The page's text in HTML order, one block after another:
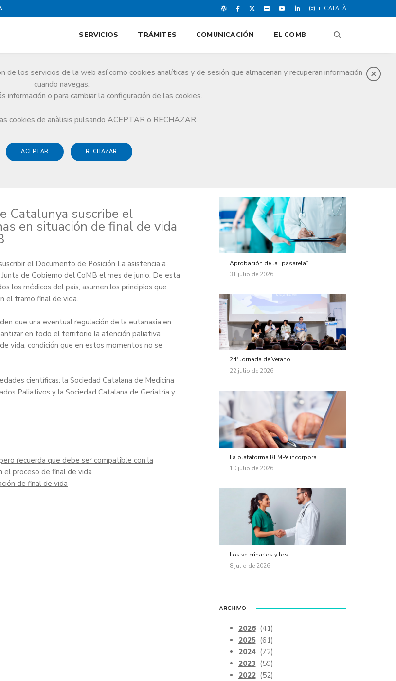
CATALÀ
los servicios de la web así como cookies analíticas y de sesión que almacenan y recuperan información
cuando navegas.
información o para cambiar la configuración de las cookies.
cookies de anàlisis pulsando ACEPTAR o RECHAZAR.
ACEPTAR RECHAZAR
SERVICIOS TRÁMITES COMUNICACIÓN EL COMB
Catalunya suscribe el
en situación de final de vida
el Documento de Posición La asistencia a
de Gobierno del CoMB el mes de junio. De esta
los médicos del país, asumen los principios que
el tramo final de vida.
que una eventual regulación de la eutanasia en
en todo el territorio la atención paliativa
vida, condición que en estos momentos no se
científicas: la Sociedad Catalana de Medicina
Paliativos y la Sociedad Catalana de Geriatría y
recuerda que debe ser compatible con la
el proceso de final de vida
de final de vida
Aprobación de la “pasarela”...
31 julio de 2026
24ª Jornada de Verano...
22 julio de 2026
La plataforma REMPe incorpora...
10 julio de 2026
Los veterinarios y los...
8 julio de 2026
ARCHIVO
2026 (41)
2025 (61)
2024 (72)
2023 (59)
2022 (52)